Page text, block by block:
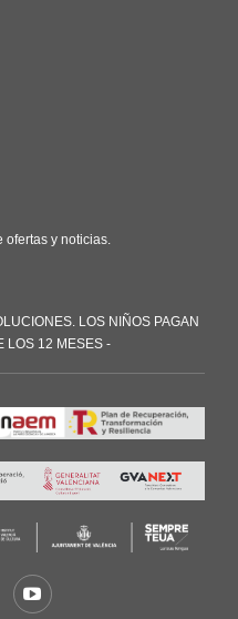
y noticias.
LOS NIÑOS PAGAN
LOS 12 MESES -